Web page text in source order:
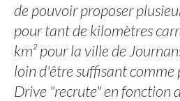
de pouvoir proposer
pour tant de kilomètres
km² pour la ville de
loin d'être suffisant comme
Drive "recrute" en fonction